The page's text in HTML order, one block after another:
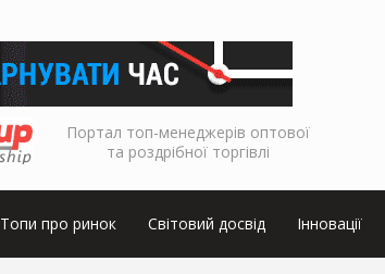
Портал топ-менеджерів оптової
та роздрібної торгівлі
Топи про ринок Світовий досвід Інновації